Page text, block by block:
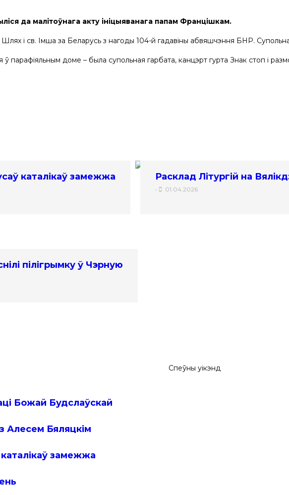
да малітоўнага акту ініцыяванага папам Францішкам.
і св. Імша за Беларусь з нагоды 104-й гадавіны абвяшчэння БНР.
ў парафіяльным доме – была супольная гарбата, канцэрт гурта Знак стоп і
каталікаў замежжа Расклад Літургій на
• 01.04.2026
пілігрымку ў Чэрную
Божай Будслаўскай
Алесем Бяляцкім
замежжа